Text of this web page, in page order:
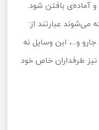
آماده‌ی بافتن شود.
می‌شوند عبارتند از:
و...، این وسایل نه
نیز طرفداران خاص خود